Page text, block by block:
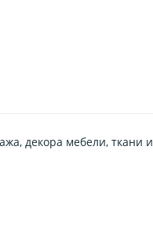
декора мебели, ткани и